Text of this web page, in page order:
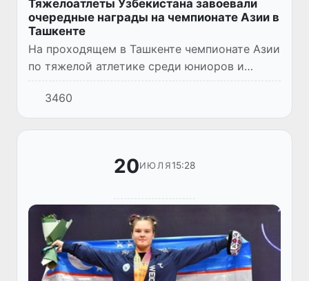
Тяжелоатлеты Узбекистана завоевали
очередные награды на чемпионате Азии в
Ташкенте
На проходящем в Ташкенте чемпионате Азии
по тяжелой атлетике среди юниоров и
молодежи наши соотечественники записали
на свой счет очередные медали.
3460
20ИЮЛЯ15:28